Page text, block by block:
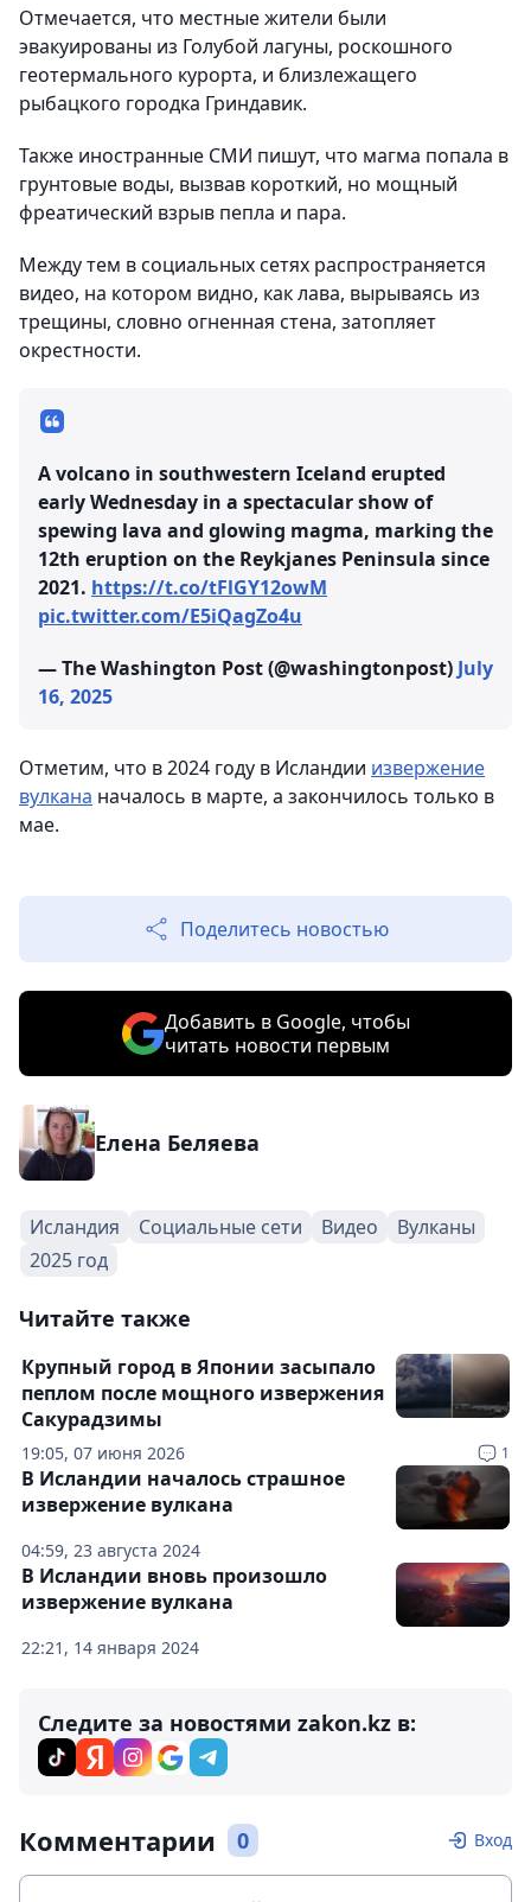
Отмечается, что местные жители были
эвакуированы из Голубой лагуны, роскошного
геотермального курорта, и близлежащего
рыбацкого городка Гриндавик.
Также иностранные СМИ пишут, что магма попала в
грунтовые воды, вызвав короткий, но мощный
фреатический взрыв пепла и пара.
Между тем в социальных сетях распространяется
видео, на котором видно, как лава, вырываясь из
трещины, словно огненная стена, затопляет
окрестности.
A volcano in southwestern Iceland erupted
early Wednesday in a spectacular show of
spewing lava and glowing magma, marking the
12th eruption on the Reykjanes Peninsula since
2021. https://t.co/tFlGY12owM
pic.twitter.com/E5iQagZo4u
— The Washington Post (@washingtonpost) July
16, 2025
Отметим, что в 2024 году в Исландии извержение
вулкана началось в марте, а закончилось только в
мае.
Поделитесь новостью
Добавить в Google, чтобы
читать новости первым
Елена Беляева
Исландия Социальные сети Видео
Вулканы
2025 год
Читайте также
19:05, 07 июня 2026 1
Крупный город в Японии засыпало
пеплом после мощного извержения
Сакурадзимы
04:59, 23 августа 2024
В Исландии началось страшное
извержение вулкана
22:21, 14 января 2024
В Исландии вновь произошло
извержение вулкана
Следите за новостями zakon.kz в:
Комментарии 0 Вход